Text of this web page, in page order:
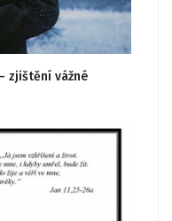
zjištění vážné